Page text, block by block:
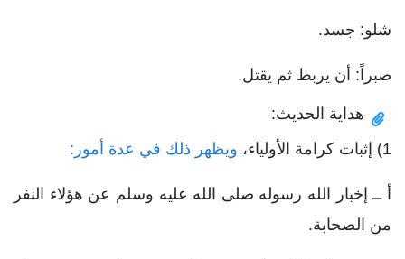
شلو: جسد.
صبراً: أن يربط ثم يقتل.
هداية الحديث:
1) إثبات كرامة الأولياء،
ويظهر ذلك في عدة أمور:
أ ــ إخبار الله رسوله صلى الله عليه وسلم عن هؤلاء النفر
من الصحابة.